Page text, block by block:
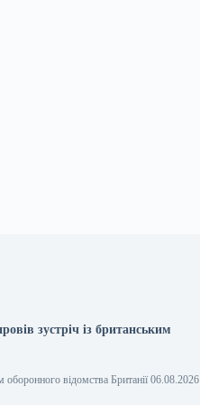
зустріч із британським
відомства Британії 06.08.2026